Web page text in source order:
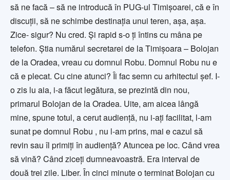
să ne facă – să ne introducă în PUG-ul Timișoarei, că e în
discuții, să ne schimbe destinația unui teren, așa, așa.
Zice- sigur? Nu cred. Și rapid s-o ți întins cu mâna pe
telefon. Știa numărul secretarei de la Timișoara – Bolojan
de la Oradea, vreau cu domnul Robu. Domnul Robu nu e
că e plecat. Cu cine atunci? Îi fac semn cu arhitectul șef. I-
o zis lu aia, i-a făcut legătura, se prezintă din nou,
primarul Bolojan de la Oradea. Uite, am aicea lângă
mine, spune totul, a cerut audiență, nu i-ați facilitat, l-am
sunat pe domnul Robu , nu l-am prins, mai e cazul să
revin sau îl primiți în audiență? Atuncea pe loc. Când vrea
să vină? Când ziceți dumneavoastră. Era interval de
două trei zile. Liber. În cinci minute o terminat Bolojan cu